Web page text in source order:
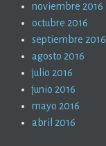
noviembre 2016
octubre 2016
septiembre 2016
agosto 2016
julio 2016
junio 2016
mayo 2016
abril 2016